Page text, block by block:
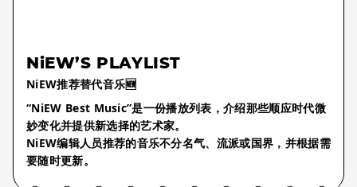
NiEW’S PLAYLIST
NiEW推荐替代音乐🆕
“NiEW Best Music”是一份播放列表，介绍那些顺应时代微
妙变化并提供新选择的艺术家。
NiEW编辑人员推荐的音乐不分名气、流派或国界，并根据需
要随时更新。